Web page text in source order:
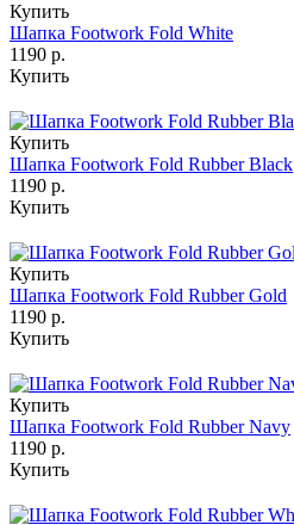
Купить
Шапка Footwork Fold White
1190 р.
Купить
Купить
Шапка Footwork Fold Rubber Black
1190 р.
Купить
Купить
Шапка Footwork Fold Rubber Gold
1190 р.
Купить
Купить
Шапка Footwork Fold Rubber Navy
1190 р.
Купить